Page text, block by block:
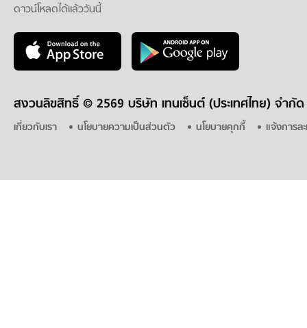
ดาวน์โหลดได้แล้ววันนี้
สงวนลิขสิทธิ์ © 2569 บริษัท เทนเซ็นต์ (ประเทศไทย) จำกัด
เกี่ยวกับเรา นโยบายความเป็นส่วนตัว นโยบายคุกกี้ แจ้งการล